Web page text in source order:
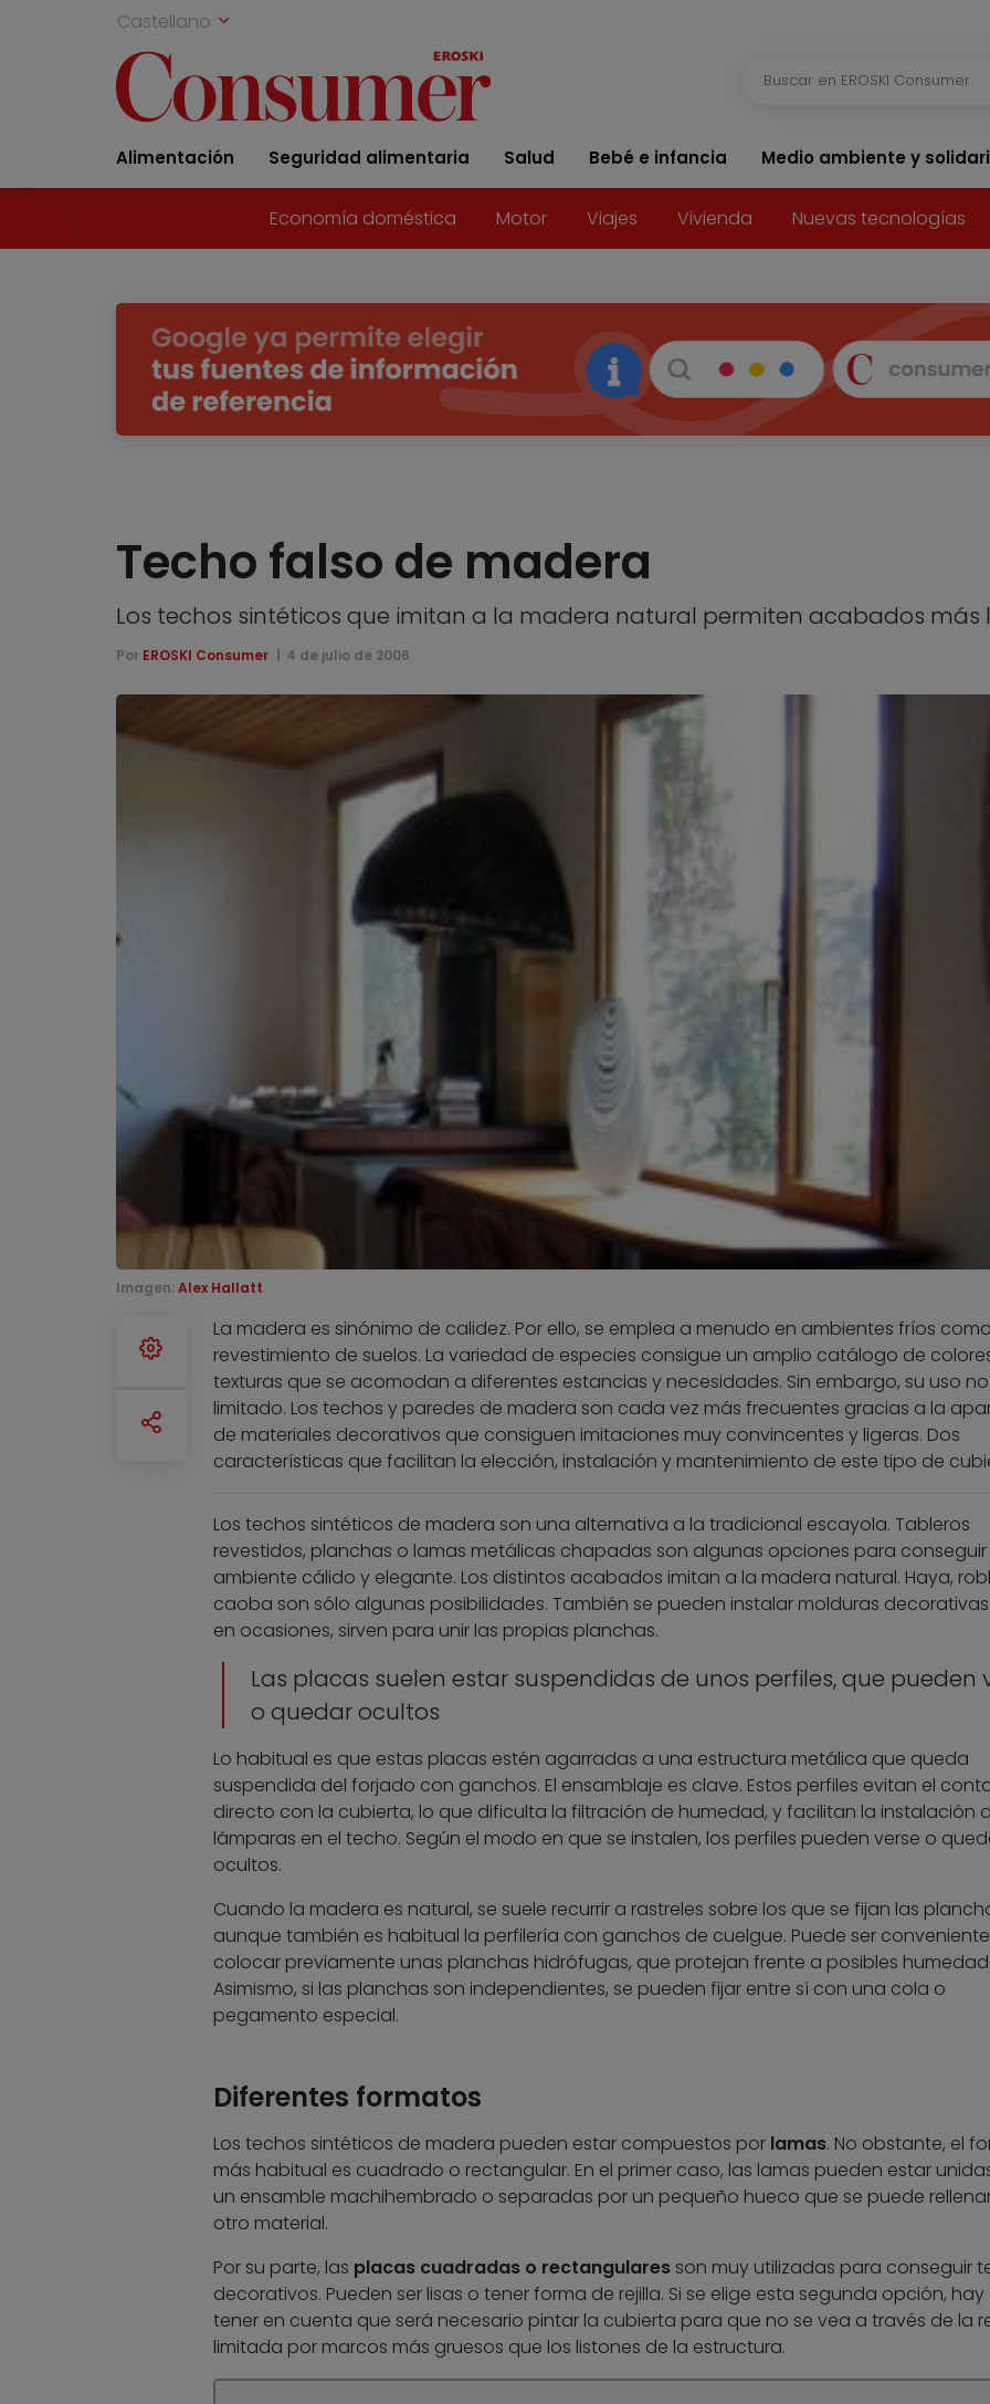
Castellano
Alimentación Seguridad alimentaria Salud Bebé e infancia Medio ambiente y
Economía doméstica Motor Viajes Vivienda Nuevas tecnologías
Techo falso de madera
Los techos sintéticos que imitan a la madera natural permiten acabados más
Por EROSKI Consumer 4 de julio de 2006
Imagen: Alex Hallatt
La madera es sinónimo de calidez. Por ello, se emplea a menudo en ambientes fríos
revestimiento de suelos. La variedad de especies consigue un amplio catálogo de
texturas que se acomodan a diferentes estancias y necesidades. Sin embargo, su uso
limitado. Los techos y paredes de madera son cada vez más frecuentes gracias a la
de materiales decorativos que consiguen imitaciones muy convincentes y ligeras. Dos
características que facilitan la elección, instalación y mantenimiento de este tipo de
Los techos sintéticos de madera son una alternativa a la tradicional escayola. Tableros
revestidos, planchas o lamas metálicas chapadas son algunas opciones para conseguir
ambiente cálido y elegante. Los distintos acabados imitan a la madera natural. Haya,
caoba son sólo algunas posibilidades. También se pueden instalar molduras
en ocasiones, sirven para unir las propias planchas.
Las placas suelen estar suspendidas de unos perfiles, que pueden
o quedar ocultos
Lo habitual es que estas placas estén agarradas a una estructura metálica que queda
suspendida del forjado con ganchos. El ensamblaje es clave. Estos perfiles evitan el
directo con la cubierta, lo que dificulta la filtración de humedad, y facilitan la instalación
lámparas en el techo. Según el modo en que se instalen, los perfiles pueden verse o
ocultos.
Cuando la madera es natural, se suele recurrir a rastreles sobre los que se fijan las
aunque también es habitual la perfilería con ganchos de cuelgue. Puede ser conveniente
colocar previamente unas planchas hidrófugas, que protejan frente a posibles
Asimismo, si las planchas son independientes, se pueden fijar entre sí con una cola o
pegamento especial.
Diferentes formatos
Los techos sintéticos de madera pueden estar compuestos por lamas. No obstante, el
más habitual es cuadrado o rectangular. En el primer caso, las lamas pueden estar
un ensamble machihembrado o separadas por un pequeño hueco que se puede
otro material.
Por su parte, las placas cuadradas o rectangularesson muy utilizadas para conseguir
decorativos. Pueden ser lisas o tener forma de rejilla. Si se elige esta segunda opción,
tener en cuenta que será necesario pintar la cubierta para que no se vea a través de la
limitada por marcos más gruesos que los listones de la estructura.